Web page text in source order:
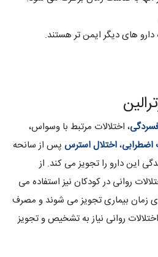
های دیگر ایمن تر هستند.
، اختلالات مرتبط با وسواس،
اضطرابی،اختلال استرس پس از سانحه
این دارو را تجویز می کند. از
روانی در کودکان نیز استفاده می
زمان بیماری تجویز می شوند و مصرف
روانی نیاز به تشخیص و تجویز